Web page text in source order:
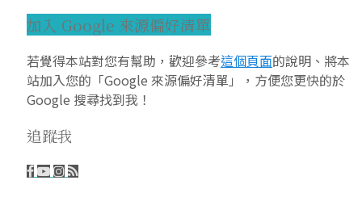
加入 Google 來源偏好清單
若覺得本站對您有幫助，歡迎參考這個頁面的說明、將本
站加入您的「Google 來源偏好清單」，方便您更快的於
Google 搜尋找到我！
追蹤我